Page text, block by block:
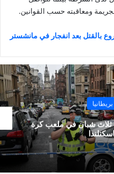
ومعاقبته حسب القوانين.
بالقتل بعد انفجار في مانشستر
ثلاث شبان في ملعب كرة